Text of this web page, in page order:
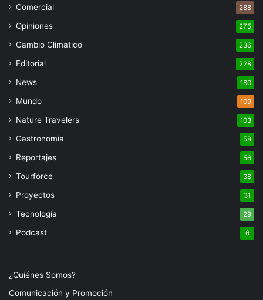
Comercial 288
Opiniones 275
Cambio Climatico 236
Editorial 228
News 180
Mundo 109
Nature Travelers 103
Gastronomia 58
Reportajes 56
Tourforce 38
Proyectos 31
Tecnología 29
Podcast 6
¿Quiénes Somos?
Comunicación y Promoción